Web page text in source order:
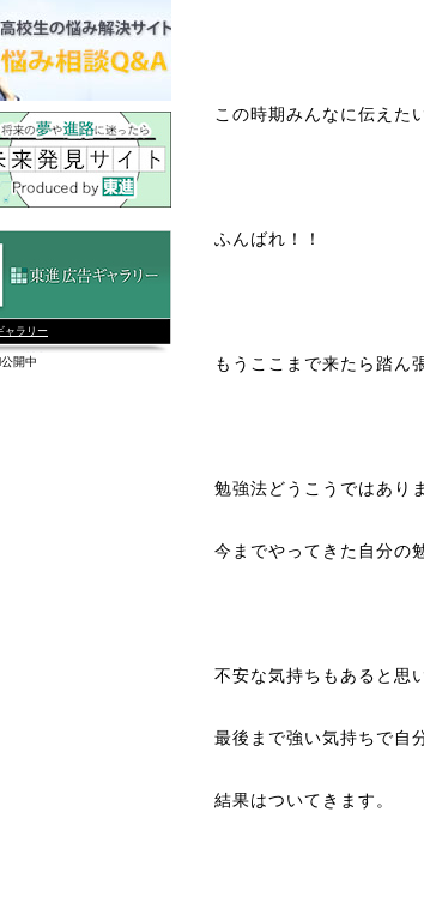
この時期みんなに伝えた
ふんばれ！！
もうここまで来たら踏ん
勉強法どうこうではあり
今までやってきた自分の
不安な気持ちもあると思
最後まで強い気持ちで自
結果はついてきます。
ャラリー
開中